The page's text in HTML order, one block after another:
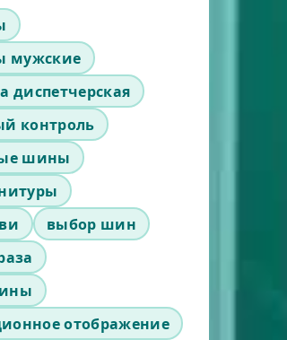
мужские
диспетчерская
контроль
шины
выбор шин
отображение